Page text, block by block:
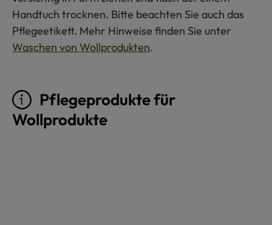
Handtuch trocknen. Bitte beachten Sie auch das
Pflegeetikett. Mehr Hinweise finden Sie unter
Waschen von Wollprodukten.
Pflegeprodukte für
Wollprodukte